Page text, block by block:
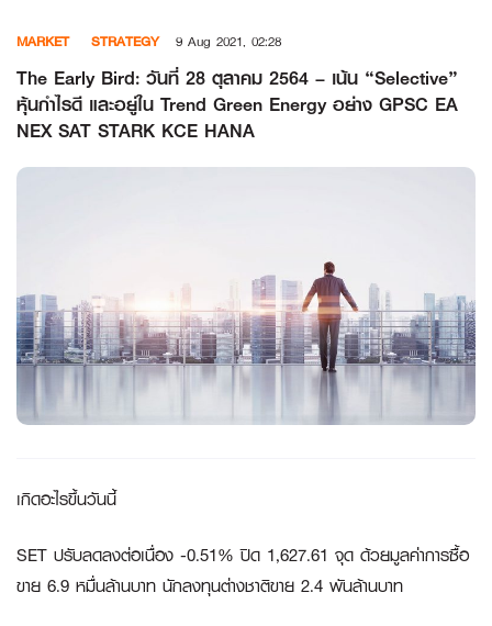
content
MARKET STRATEGY 9 Aug 2021, 02:28
The Early Bird: วันที่ 28 ตุลาคม 2564 – เน้น “Selective”
หุ้นกำไรดี และอยู่ใน Trend Green Energy อย่าง GPSC EA
NEX SAT STARK KCE HANA
เกิดอะไรขึ้นวันนี้
SET ปรับลดลงต่อเนื่อง -0.51% ปิด 1,627.61 จุด ด้วยมูลค่าการซื้อ
ขาย 6.9 หมื่นล้านบาท นักลงทุนต่างชาติขาย 2.4 พันล้านบาท